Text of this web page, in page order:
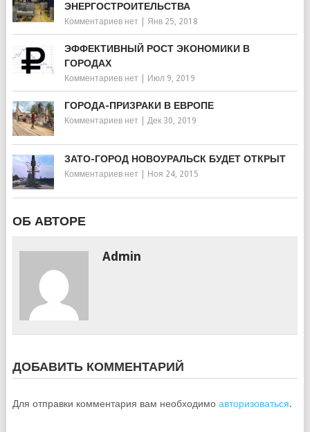
ЭНЕРГОСТРОИТЕЛЬСТВА
Комментариев нет Янв 25, 2018
ЭФФЕКТИВНЫЙ РОСТ ЭКОНОМИКИ В
ГОРОДАХ
Комментариев нет Июл 9, 2019
ГОРОДА-ПРИЗРАКИ В ЕВРОПЕ
Комментариев нет Дек 30, 2019
ЗАТО-ГОРОД НОВОУРАЛЬСК БУДЕТ ОТКРЫТ
Комментариев нет Ноя 24, 2015
ОБ АВТОРЕ
Admin
ДОБАВИТЬ КОММЕНТАРИЙ
Для отправки комментария вам необходимо авторизоваться.